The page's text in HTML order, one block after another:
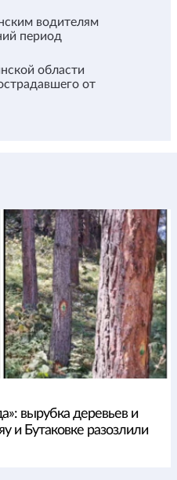
водителям
период
области
от
вырубка деревьев и
и Бутаковке разозлили